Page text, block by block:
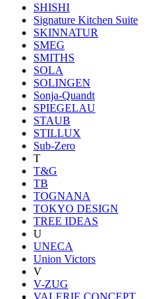
SHISHI
Signature Kitchen Suite
SKINNATUR
SMEG
SMITHS
SOLA
SOLINGEN
Sonja-Quandt
SPIEGELAU
STAUB
STILLUX
Sub-Zero
T
T&G
TB
TOGNANA
TOKYO DESIGN
TREE IDEAS
U
UNECA
Union Victors
V
V-ZUG
VALERIE CONCEPT